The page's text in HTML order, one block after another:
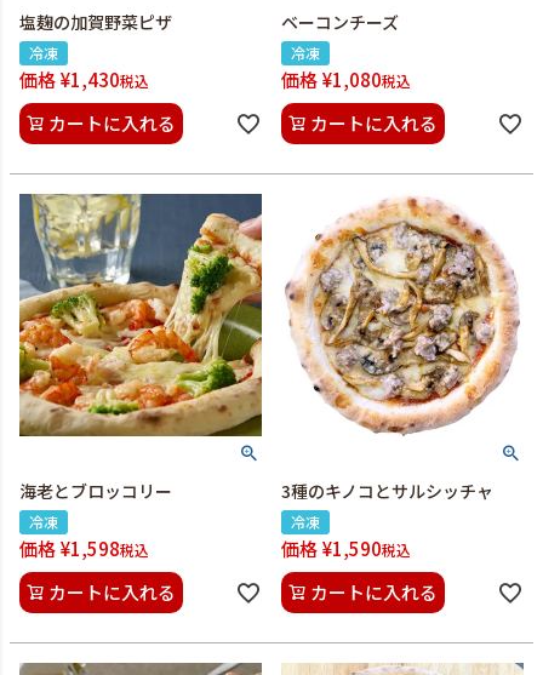
塩麹の加賀野菜ピザ
冷凍
価格¥1,430税込
カートに入れる
ベーコンチーズ
冷凍
価格¥1,080税込
カートに入れる
海老とブロッコリー
冷凍
価格¥1,598税込
カートに入れる
3種のキノコとサルシッチャ
冷凍
価格¥1,590税込
カートに入れる